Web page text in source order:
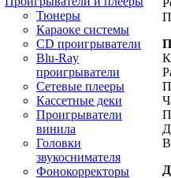
Тюнеры
Караоке системы
CD проигрыватели
Blu-Ray
проигрыватели
Сетевые плееры
Кассетные деки
Проигрыватели
винила
Головки
звукоснимателя
Фонокорректоры